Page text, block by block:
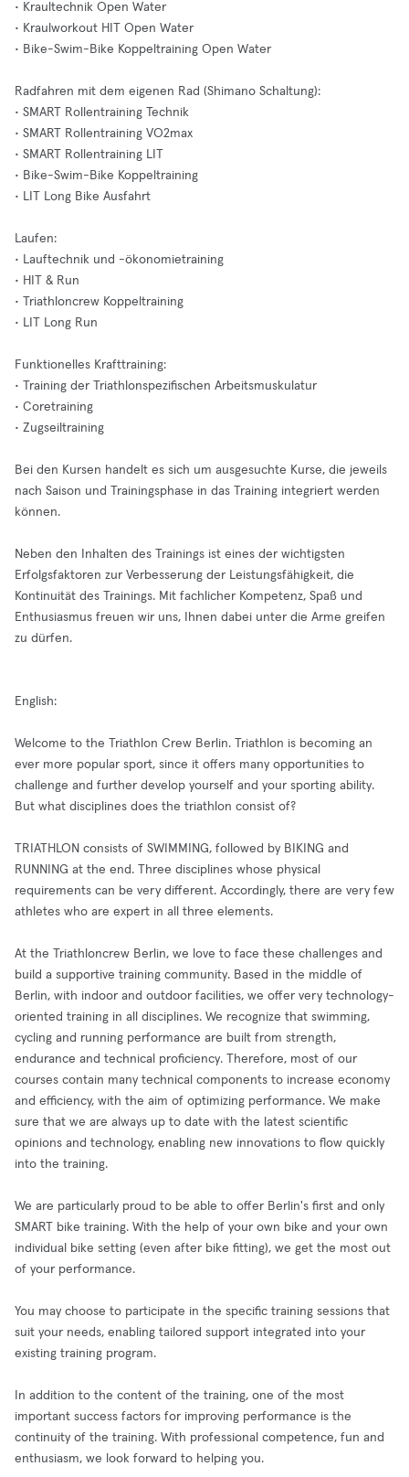
• Kraultechnik Open Water
• Kraulworkout HIT Open Water
• Bike-Swim-Bike Koppeltraining Open Water
Radfahren mit dem eigenen Rad (Shimano Schaltung):
• SMART Rollentraining Technik
• SMART Rollentraining VO2max
• SMART Rollentraining LIT
• Bike-Swim-Bike Koppeltraining
• LIT Long Bike Ausfahrt
Laufen:
• Lauftechnik und -ökonomietraining
• HIT & Run
• Triathloncrew Koppeltraining
• LIT Long Run
Funktionelles Krafttraining:
• Training der Triathlonspezifischen Arbeitsmuskulatur
• Coretraining
• Zugseiltraining
Bei den Kursen handelt es sich um ausgesuchte Kurse, die jeweils
nach Saison und Trainingsphase in das Training integriert werden
können.
Neben den Inhalten des Trainings ist eines der wichtigsten
Erfolgsfaktoren zur Verbesserung der Leistungsfähigkeit, die
Kontinuität des Trainings. Mit fachlicher Kompetenz, Spaß und
Enthusiasmus freuen wir uns, Ihnen dabei unter die Arme greifen
zu dürfen.
English:
Welcome to the Triathlon Crew Berlin. Triathlon is becoming an
ever more popular sport, since it offers many opportunities to
challenge and further develop yourself and your sporting ability.
But what disciplines does the triathlon consist of?
TRIATHLON consists of SWIMMING, followed by BIKING and
RUNNING at the end. Three disciplines whose physical
requirements can be very different. Accordingly, there are very few
athletes who are expert in all three elements.
At the Triathloncrew Berlin, we love to face these challenges and
build a supportive training community. Based in the middle of
Berlin, with indoor and outdoor facilities, we offer very technology-
oriented training in all disciplines. We recognize that swimming,
cycling and running performance are built from strength,
endurance and technical proficiency. Therefore, most of our
courses contain many technical components to increase economy
and efficiency, with the aim of optimizing performance. We make
sure that we are always up to date with the latest scientific
opinions and technology, enabling new innovations to flow quickly
into the training.
We are particularly proud to be able to offer Berlin's first and only
SMART bike training. With the help of your own bike and your own
individual bike setting (even after bike fitting), we get the most out
of your performance.
You may choose to participate in the specific training sessions that
suit your needs, enabling tailored support integrated into your
existing training program.
In addition to the content of the training, one of the most
important success factors for improving performance is the
continuity of the training. With professional competence, fun and
enthusiasm, we look forward to helping you.